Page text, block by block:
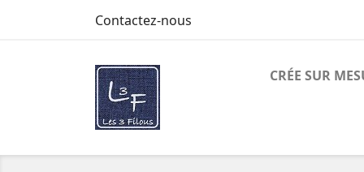
Contactez-nous
CRÉE SUR